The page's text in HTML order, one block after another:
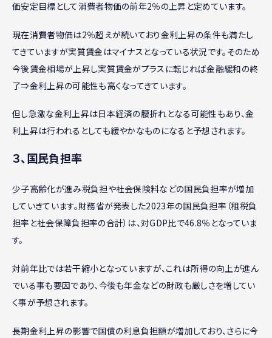
価安定目標として消費者物価の前年2％の上昇と定めています。
現在消費者物価は2％超えが続いており金利上昇の条件も満たし
てきていますが実質賃金はマイナスとなっている状況です。そのため
今後賃金相場が上昇し実質賃金がプラスに転じれば金融緩和の終
了⇒金利上昇の可能性も高くなってきています。
但し急激な金利上昇は日本経済の腰折れとなる可能性もあり、金
利上昇は行われるとしても緩やかなものになると予想されます。
３、国民負担率
少子高齢化が進み税負担や社会保険料などの国民負担率が増加
していきています。財務省が発表した2023年の国民負担率（租税負
担率と社会保障負担率の合計）は、対GDP比で46.8％となっていま
す。
対前年比では若干縮小となっていますが、これは所得の向上が進ん
でいる事も要因であり、今後も年金などの財政も厳しさを増してい
く事が予想されます。
長期金利上昇の影響で国債の利息負担額が増加しており、さらに今